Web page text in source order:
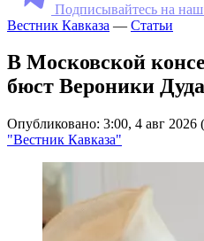
Подписывайтесь на наш
Вестник Кавказа — Статьи
В Московской
бюст Вероники
Опубликовано: 3:00, 4 авг
"Вестник Кавказа"